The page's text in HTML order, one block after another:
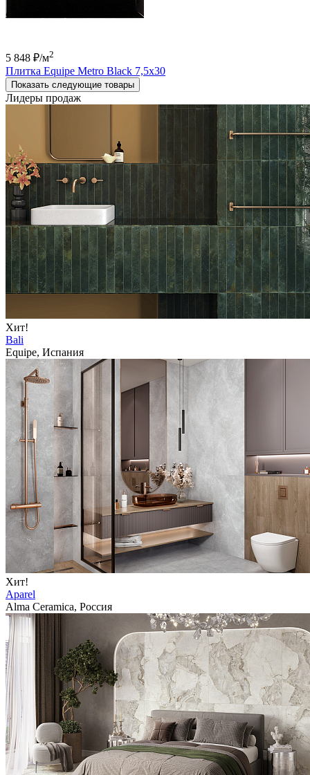
5 848 ₽/м2
Плитка Equipe Metro Black 7,5x30
Показать следующие товары
Лидеры продаж
Хит!
Bali
Equipe, Испания
Хит!
Aparel
Alma Ceramica, Россия